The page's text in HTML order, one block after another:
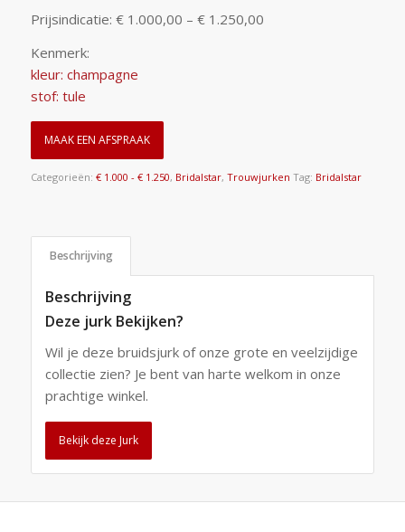
Prijsindicatie: € 1.000,00 – € 1.250,00
Kenmerk:
kleur: champagne
stof: tule
MAAK EEN AFSPRAAK
Categorieën: € 1.000 - € 1.250, Bridalstar, Trouwjurken Tag: Bridalstar
Beschrijving
Beschrijving
Deze jurk Bekijken?
Wil je deze bruidsjurk of onze grote en veelzijdige
collectie zien? Je bent van harte welkom in onze
prachtige winkel.
Bekijk deze Jurk